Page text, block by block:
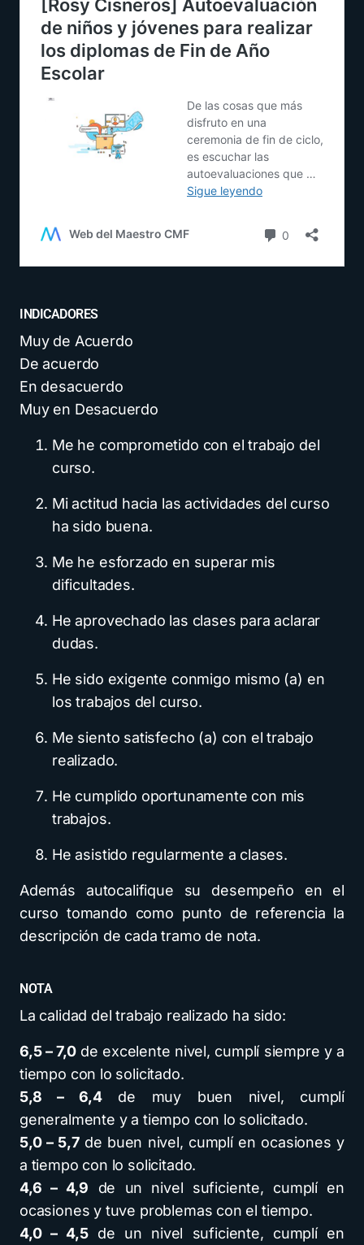
INDICADORES
Muy de Acuerdo
De acuerdo
En desacuerdo
Muy en Desacuerdo
Me he comprometido con el trabajo del
curso.
Mi actitud hacia las actividades del curso
ha sido buena.
Me he esforzado en superar mis
dificultades.
He aprovechado las clases para aclarar
dudas.
He sido exigente conmigo mismo (a) en
los trabajos del curso.
Me siento satisfecho (a) con el trabajo
realizado.
He cumplido oportunamente con mis
trabajos.
He asistido regularmente a clases.
Además autocalifique su desempeño en el
curso tomando como punto de referencia la
descripción de cada tramo de nota.
NOTA
La calidad del trabajo realizado ha sido:
6,5 – 7,0de excelente nivel, cumplí siempre y a
tiempo con lo solicitado.
5,8 – 6,4de muy buen nivel, cumplí
generalmente y a tiempo con lo solicitado.
5,0 – 5,7de buen nivel, cumplí en ocasiones y
a tiempo con lo solicitado.
4,6 – 4,9 de un nivel suficiente, cumplí en
ocasiones y tuve problemas con el tiempo.
4,0 – 4,5de un nivel suficiente, cumplí en